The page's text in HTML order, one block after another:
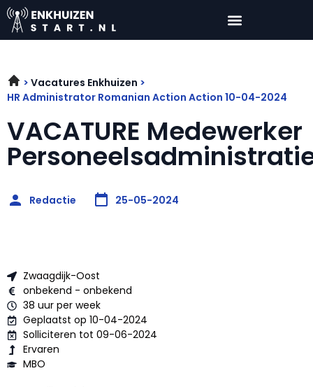
Vacatures Enkhuizen
HR Administrator Romanian Action Action 10-04-2024
VACATURE Medewerker
Redactie 25-05-2024
Zwaagdijk-Oost
onbekend - onbekend
38 uur per week
Geplaatst op 10-04-2024
Solliciteren tot 09-06-2024
Ervaren
MBO